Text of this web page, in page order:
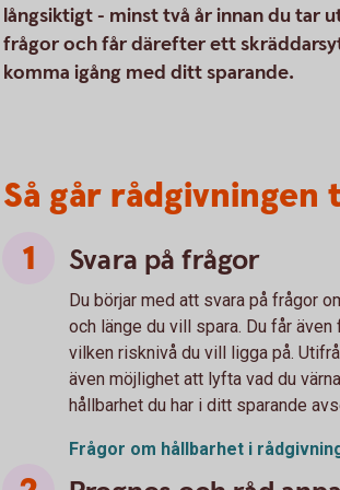
långsiktigt - minst två år innan du tar
frågor och får därefter ett
komma igång med ditt sparande.
Så går rådgivningen
Svara på frågor
Du börjar med att svara på frågor
och länge du vill spara. Du får
vilken risknivå du vill ligga på.
även möjlighet att lyfta vad du
hållbarhet du har i ditt sparande
Frågor om hållbarhet i